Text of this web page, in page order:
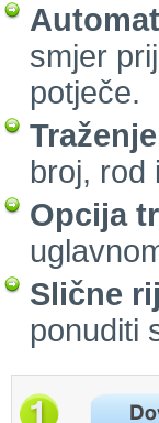
smjer
potječe.
broj, rod
Opcija
Slične
ponuditi